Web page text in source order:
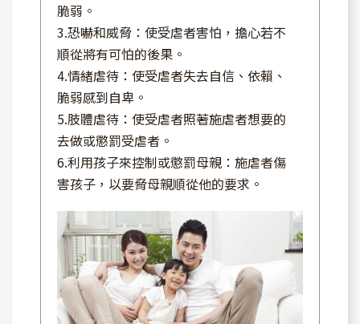
脆弱。
3.恐嚇和威脅：使受虐者害怕，擔心若不
順從將有可怕的後果。
4.情緒虐待：使受虐者失去自信、依賴、
脆弱感到自卑。
5.肢體虐待：使受虐者照著施虐者想要的
去做或懲罰受虐者。
6.利用孩子來控制或懲罰母親：施虐者傷
害孩子，以要脅母親順從他的要求。